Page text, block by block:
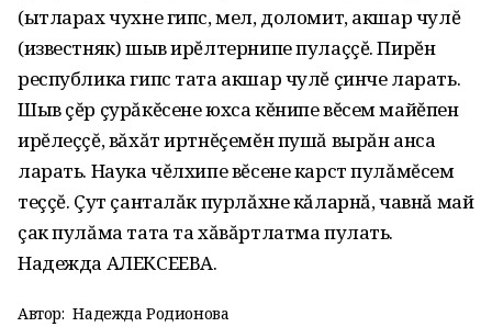
(ытларах чухне гипс, мел, доломит, акшар чулĕ
(известняк) шыв ирĕлтернипе пулаççĕ. Пирĕн
республика гипс тата акшар чулĕ çинче ларать.
Шыв çĕр çурăкĕсене юхса кĕнипе вĕсем майĕпен
ирĕлеççĕ, вăхăт иртнĕçемĕн пушă вырăн анса
ларать. Наука чĕлхипе вĕсене карст пулăмĕсем
теççĕ. Çут çанталăк пурлăхне кăларнă, чавнă май
çак пулăма тата та хăвăртлатма пулать.
Надежда АЛЕКСЕЕВА.
Автор: Надежда Родионова